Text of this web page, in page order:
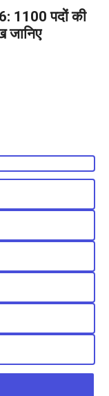
1100 पदों की
जानिए